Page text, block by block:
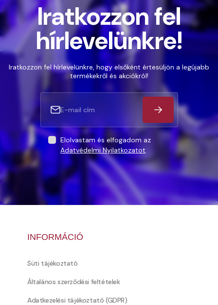
Iratkozzon fel
hírlevelünkre!
Iratkozzon fel hírlevelünkre, hogy elsőként értesüljön a legújabb
termékekről és akciókról!
Elolvastam és elfogadom az
Adatvédelmi Nyilatkozatot.
INFORMÁCIÓ
Süti tájékoztató
Általános szerződési feltételek
Adatkezelési tájékoztató (GDPR)